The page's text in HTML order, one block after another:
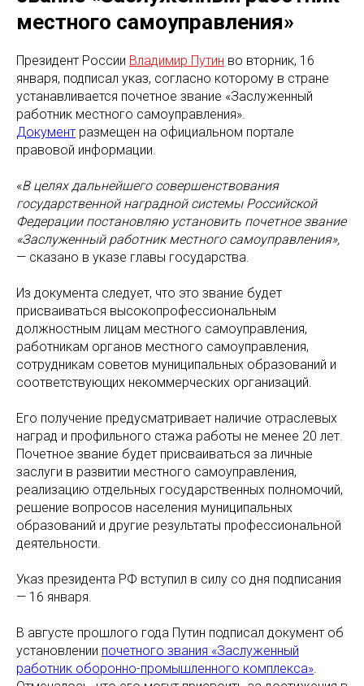
местного самоуправления»
Президент России Владимир Путин во вторник, 16
января, подписал указ, согласно которому в стране
устанавливается почетное звание «Заслуженный
работник местного самоуправления».
Документ размещен на официальном портале
правовой информации.
«В целях дальнейшего совершенствования
государственной наградной системы Российской
Федерации постановляю установить почетное звание
«Заслуженный работник местного самоуправления»,
— сказано в указе главы государства.
Из документа следует, что это звание будет
присваиваться высокопрофессиональным
должностным лицам местного самоуправления,
работникам органов местного самоуправления,
сотрудникам советов муниципальных образований и
соответствующих некоммерческих организаций.
Его получение предусматривает наличие отраслевых
наград и профильного стажа работы не менее 20 лет.
Почетное звание будет присваиваться за личные
заслуги в развитии местного самоуправления,
реализацию отдельных государственных полномочий,
решение вопросов населения муниципальных
образований и другие результаты профессиональной
деятельности.
Указ президента РФ вступил в силу со дня подписания
— 16 января.
В августе прошлого года Путин подписал документ об
установлении почетного звания «Заслуженный
работник оборонно-промышленного комплекса».